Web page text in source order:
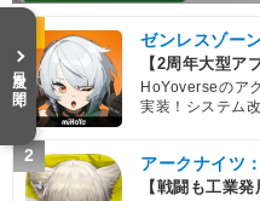
ゼンレスゾー
【2周年大型ア
HoYoverseのア
実装！システム
2 アークナイツ
【戦闘も工業
目次を開く